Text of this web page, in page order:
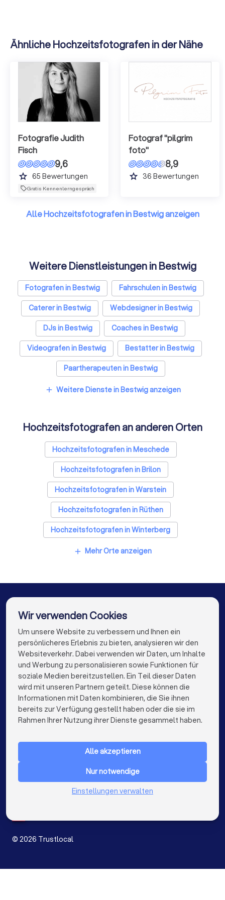
gesamten Hochzeitsgästen. Wir würden dich jederzeit
Ähnliche Hochzeitsfotografen in der Nähe
Fotografie Judith
Fisch
9,6
grade 65 Bewertungen
Gratis Kennenlerngespräch
Fotograf "pilgrim
foto"
8,9
grade 36 Bewertungen
Alle Hochzeitsfotografen in Bestwig anzeigen
Weitere Dienstleistungen in Bestwig
Fotografen in Bestwig
Fahrschulen in Bestwig
Caterer in Bestwig
Webdesigner in Bestwig
DJs in Bestwig
Coaches in Bestwig
Videografen in Bestwig
Bestatter in Bestwig
Paartherapeuten in Bestwig
Sicherheitsdienste in Bestwig
Personal Trainer in Bestwig
add Weitere Dienste in Bestwig anzeigen
Hochzeitsfotografen an anderen Orten
Hochzeitsfotografen in Meschede
Hochzeitsfotografen in Brilon
Hochzeitsfotografen in Warstein
Hochzeitsfotografen in Rüthen
Hochzeitsfotografen in Winterberg
Hochzeitsfotografen in Anröchte
Hochzeitsfotografen in Schmallenberg
Hochzeitsfotografen in Sundern
Hochzeitsfotografen in Berlin
Hochzeitsfotografen in Hamburg
Hochzeitsfotografen in München
Hochzeitsfotografen in Köln
Hochzeitsfotografen in Stuttgart
Hochzeitsfotografen in Düsseldorf
Hochzeitsfotografen in Dortmund
Hochzeitsfotografen in Dresden
add Mehr Orte anzeigen
Die besten Unternehmen für Sie
info@trustlocal.de
FÜR PRIVATPERSONEN
Niederlande
© 2026 Trustlocal
Wir verwenden Cookies
Um unsere Website zu verbessern und Ihnen ein
persönlicheres Erlebnis zu bieten, analysieren wir den
Websiteverkehr. Dabei verwenden wir Daten, um Inhalte
und Werbung zu personalisieren sowie Funktionen für
soziale Medien bereitzustellen. Ein Teil dieser Daten
wird mit unseren Partnern geteilt. Diese können die
Informationen mit Daten kombinieren, die Sie ihnen
bereits zur Verfügung gestellt haben oder die sie im
Rahmen Ihrer Nutzung ihrer Dienste gesammelt haben.
Alle akzeptieren
Nur notwendige
Einstellungen verwalten